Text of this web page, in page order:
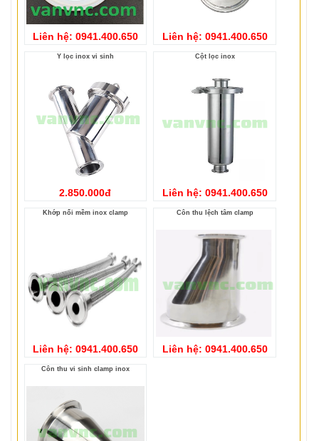
Liên hệ: 0941.400.650 Liên hệ: 0941.400.650
Y lọc inox vi sinh
2.850.000đ
Cột lọc inox
Liên hệ: 0941.400.650
Khớp nối mềm inox clamp
Liên hệ: 0941.400.650
Côn thu lệch tâm clamp
Liên hệ: 0941.400.650
Côn thu vi sinh clamp inox